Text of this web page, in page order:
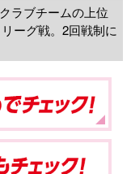
ラブチームの上位
ーグ戦。2回戦制に